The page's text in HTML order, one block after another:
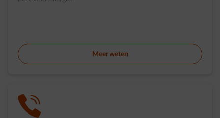
Meer weten
impulse-call